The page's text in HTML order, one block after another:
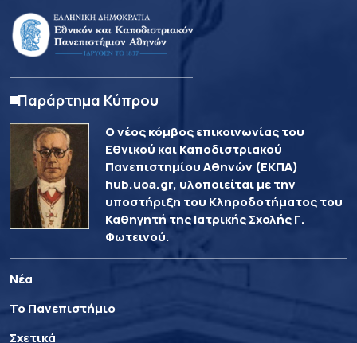
Παράρτημα Κύπρου
Ο νέος κόμβος επικοινωνίας του
Εθνικού και Καποδιστριακού
Πανεπιστημίου Αθηνών (ΕΚΠΑ)
hub.uoa.gr, υλοποιείται με την
υποστήριξη του Κληροδοτήματος του
Καθηγητή της Ιατρικής Σχολής Γ.
Φωτεινού.
Νέα
Το Πανεπιστήμιο
Σχετικά